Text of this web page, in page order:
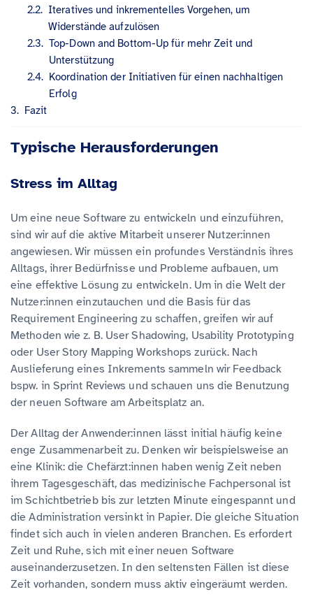
Iteratives und inkrementelles Vorgehen, um
Widerstände aufzulösen
Top-Down and Bottom-Up für mehr Zeit und
Unterstützung
Koordination der Initiativen für einen nachhaltigen
Erfolg
Fazit
Typische Herausforderungen
Stress im Alltag
Um eine neue Software zu entwickeln und einzuführen,
sind wir auf die aktive Mitarbeit unserer Nutzer:innen
angewiesen. Wir müssen ein profundes Verständnis ihres
Alltags, ihrer Bedürfnisse und Probleme aufbauen, um
eine effektive Lösung zu entwickeln. Um in die Welt der
Nutzer:innen einzutauchen und die Basis für das
Requirement Engineering zu schaffen, greifen wir auf
Methoden wie z. B. User Shadowing, Usability Prototyping
oder User Story Mapping Workshops zurück. Nach
Auslieferung eines Inkrements sammeln wir Feedback
bspw. in Sprint Reviews und schauen uns die Benutzung
der neuen Software am Arbeitsplatz an.
Der Alltag der Anwender:innen lässt initial häufig keine
enge Zusammenarbeit zu. Denken wir beispielsweise an
eine Klinik: die Chefärzt:innen haben wenig Zeit neben
ihrem Tagesgeschäft, das medizinische Fachpersonal ist
im Schichtbetrieb bis zur letzten Minute eingespannt und
die Administration versinkt in Papier. Die gleiche Situation
findet sich auch in vielen anderen Branchen. Es erfordert
Zeit und Ruhe, sich mit einer neuen Software
auseinanderzusetzen. In den seltensten Fällen ist diese
Zeit vorhanden, sondern muss aktiv eingeräumt werden.